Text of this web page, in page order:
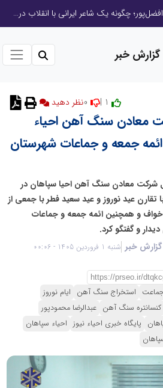
چیستی طراشعر از نگاه امین افضل‌پور؛ چگونه یک شاعر ایرانی با انقلاب در جایگاه حرف، شعر را از متن خطی به میدان ادراک بصری تبدیل کرد؟
خبر
نظر دهید
معادن سنگ آهن احیاء
جمعه و جماعات شهرستان
شرکت معادن سنگ آهن احیا سپاهان در
تقارن عید نوروز و عید سعید فطر با جمعی از
و همچنین ائمه جمعه و جماعات
و گفتگو کرد.
خبر شنبه 1 فروردین 1405 - 00:06
استخراج سنگ آهن ایام نوروز
کنسانتره سنگ آهن عبدالرضا محمودپور
پایگاه خبری احیاء نیوز احیاء سپاهان